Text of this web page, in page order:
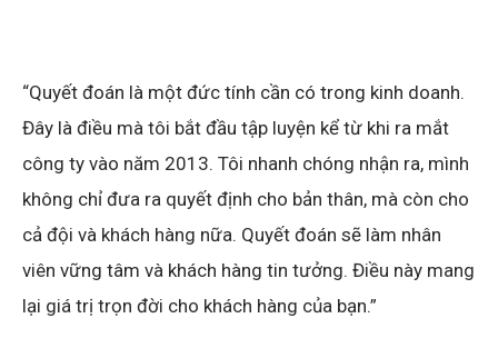
“Quyết đoán là một đức tính cần có trong kinh doanh.
Đây là điều mà tôi bắt đầu tập luyện kể từ khi ra mắt
công ty vào năm 2013. Tôi nhanh chóng nhận ra, mình
không chỉ đưa ra quyết định cho bản thân, mà còn cho
cả đội và khách hàng nữa. Quyết đoán sẽ làm nhân
viên vững tâm và khách hàng tin tưởng. Điều này mang
lại giá trị trọn đời cho khách hàng của bạn.”